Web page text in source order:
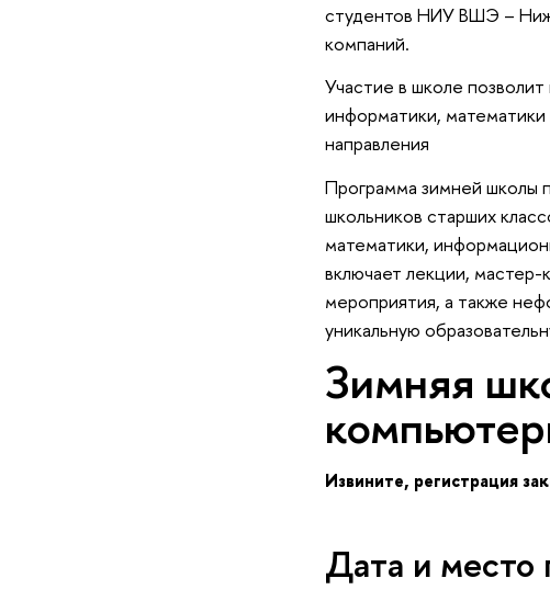
студентов НИУ ВШЭ –
компаний.
Участие в школе
информатики,
направления
Программа зимней школы
школьников старших
математики,
ключает лекции, мастер-
мероприятия, а также
уникальную
Зимняя
Извините, регистрация
Дата и место